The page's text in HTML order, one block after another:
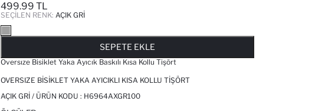
499.99 TL
SEÇILEN RENK: AÇIK GRI
SEPETE EKLE
Oversıze Bisiklet Yaka Ayıcık Baskılı Kısa Kollu Tişört
OVERSIZE BISIKLET YAKA AYICIKLI KISA KOLLU TIŞÖRT
AÇIK GRI / ÜRÜN KODU : H6964AXGR100